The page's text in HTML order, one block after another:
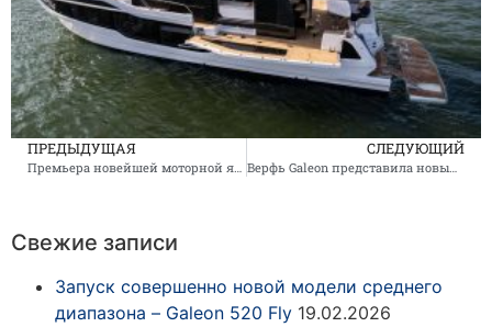
ПРЕДЫДУЩАЯ
Премьера новейшей моторной яхты Galeon 440 Fly на бот шоу в Дюссельдорфе
СЛЕДУЮЩИЙ
Верфь Galeon представила новый дизайн яхты Galeon 470 Skydeck
Свежие записи
Запуск совершенно новой модели среднего
диапазона – Galeon 520 Fly 19.02.2026